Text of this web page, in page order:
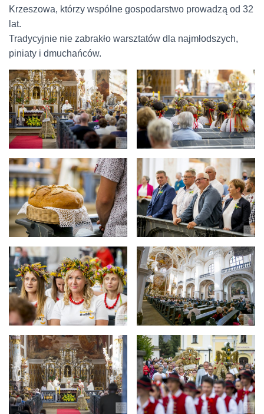
Krzeszowa, którzy wspólne gospodarstwo prowadzą od 32
lat.
Tradycyjnie nie zabrakło warsztatów dla najmłodszych,
piniaty i dmuchańców.